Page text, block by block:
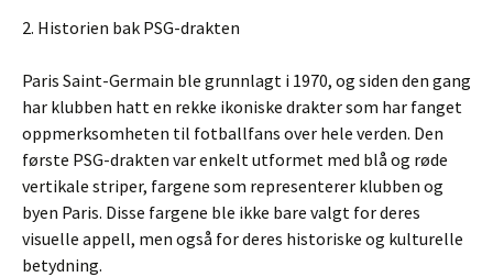
2. Historien bak PSG-drakten
Paris Saint-Germain ble grunnlagt i 1970, og siden den gang
har klubben hatt en rekke ikoniske drakter som har fanget
oppmerksomheten til fotballfans over hele verden. Den
første PSG-drakten var enkelt utformet med blå og røde
vertikale striper, fargene som representerer klubben og
byen Paris. Disse fargene ble ikke bare valgt for deres
visuelle appell, men også for deres historiske og kulturelle
betydning.